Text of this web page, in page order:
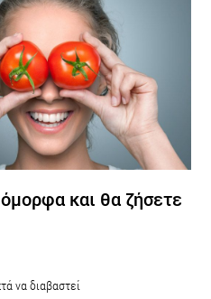
και θα ζήσετε
να διαβαστεί